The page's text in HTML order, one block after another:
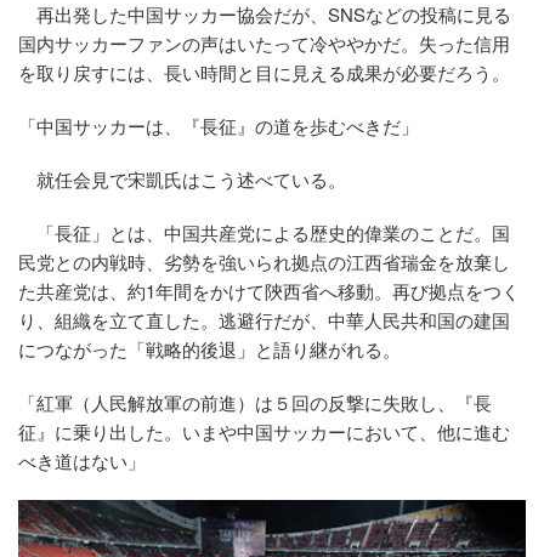
再出発した中国サッカー協会だが、SNSなどの投稿に見る
国内サッカーファンの声はいたって冷ややかだ。失った信用
を取り戻すには、長い時間と目に見える成果が必要だろう。
「中国サッカーは、『長征』の道を歩むべきだ」
就任会見で宋凱氏はこう述べている。
「長征」とは、中国共産党による歴史的偉業のことだ。国
民党との内戦時、劣勢を強いられ拠点の江西省瑞金を放棄し
た共産党は、約1年間をかけて陝西省へ移動。再び拠点をつく
り、組織を立て直した。逃避行だが、中華人民共和国の建国
につながった「戦略的後退」と語り継がれる。
「紅軍（人民解放軍の前進）は５回の反撃に失敗し、『長
征』に乗り出した。いまや中国サッカーにおいて、他に進む
べき道はない」